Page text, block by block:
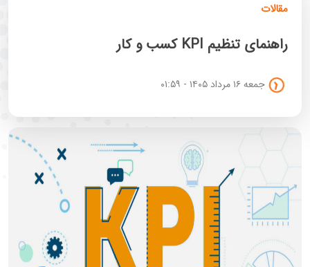
مقالات
راهنمای تنظیم KPI کسب و کار
جمعه ۱۶ مرداد ۱۴۰۵ - ۰۱:۵۹